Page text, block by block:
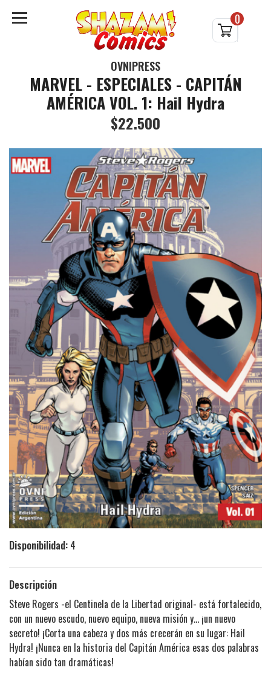
0
OVNIPRESS
MARVEL - ESPECIALES - CAPITÁN
AMÉRICA VOL. 1: Hail Hydra
$22.500
Disponibilidad: 4
Descripción
Steve Rogers -el Centinela de la Libertad original- está fortalecido,
con un nuevo escudo, nuevo equipo, nueva misión y… ¡un nuevo
secreto! ¡Corta una cabeza y dos más crecerán en su lugar: Hail
Hydra! ¡Nunca en la historia del Capitán América esas dos palabras
habían sido tan dramáticas!